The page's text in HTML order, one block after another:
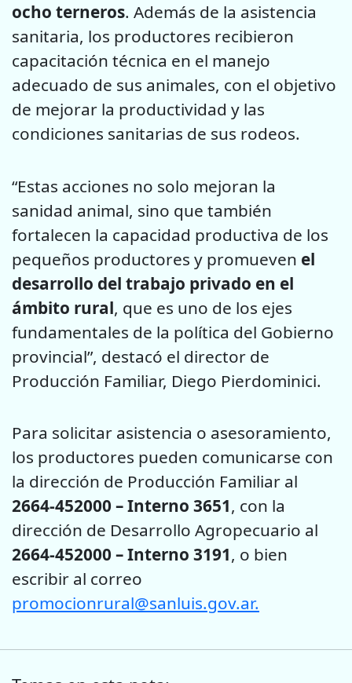
ocho terneros. Además de la asistencia
sanitaria, los productores recibieron
capacitación técnica en el manejo
adecuado de sus animales, con el objetivo
de mejorar la productividad y las
condiciones sanitarias de sus rodeos.
“Estas acciones no solo mejoran la
sanidad animal, sino que también
fortalecen la capacidad productiva de los
pequeños productores y promueven el
desarrollo del trabajo privado en el
ámbito rural, que es uno de los ejes
fundamentales de la política del Gobierno
provincial”, destacó el director de
Producción Familiar, Diego Pierdominici.
Para solicitar asistencia o asesoramiento,
los productores pueden comunicarse con
la dirección de Producción Familiar al
2664-452000 – Interno 3651, con la
dirección de Desarrollo Agropecuario al
2664-452000 – Interno 3191, o bien
escribir al correo
promocionrural@sanluis.gov.ar.